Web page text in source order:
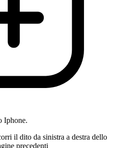
Iphone.
il dito da sinistra a destra dello
precedenti